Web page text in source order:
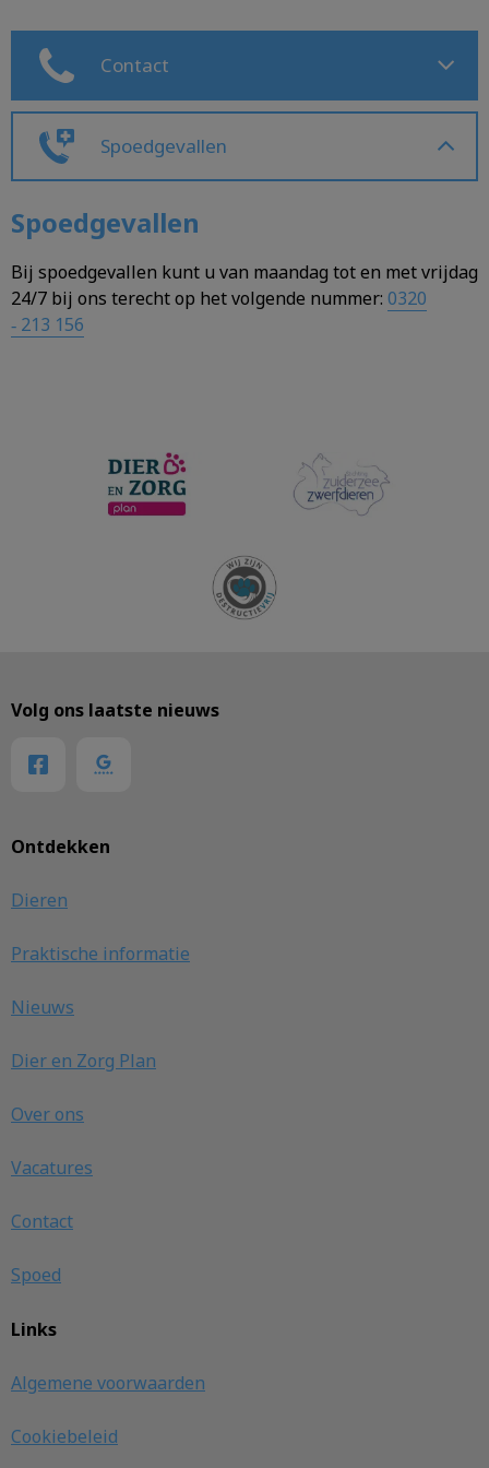
Contact
Spoedgevallen
Spoedgevallen
Bij spoedgevallen kunt u van maandag tot en met vrijdag
24/7 bij ons terecht op het volgende nummer: 0320
‑ 213 156
Ontdekken
Dieren
Praktische informatie
Nieuws
Dier en Zorg Plan
Over ons
Vacatures
Contact
Spoed
Links
Algemene voorwaarden
Cookiebeleid
Volg ons laatste nieuws